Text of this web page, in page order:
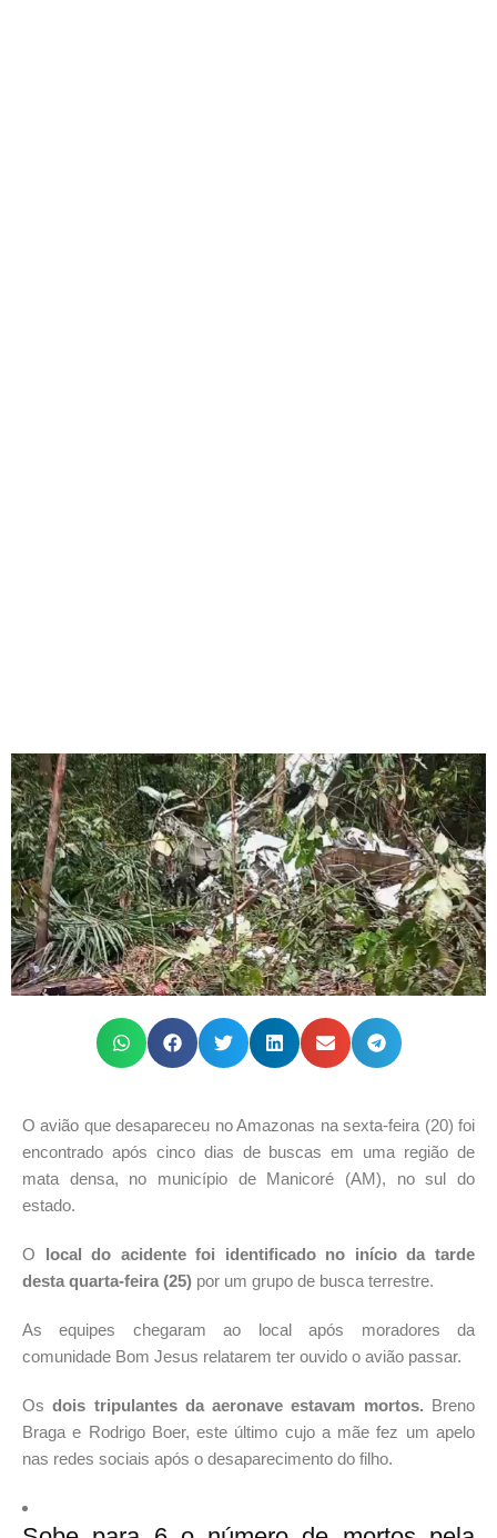
O avião que desapareceu no Amazonas na sexta-feira (20) foi
encontrado após cinco dias de buscas em uma região de
mata densa, no município de Manicoré (AM), no sul do
estado.
O local do acidente foi identificado no início da tarde
desta quarta-feira (25) por um grupo de busca terrestre.
As equipes chegaram ao local após moradores da
comunidade Bom Jesus relatarem ter ouvido o avião passar.
Osdois tripulantes da aeronave estavam mortos. Breno
Braga e Rodrigo Boer, este último cujo a mãe fez um apelo
nas redes sociais após o desaparecimento do filho.